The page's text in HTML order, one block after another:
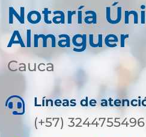
Notaría
Almaguer
Cauca

Líneas de
(+57) 3244755496